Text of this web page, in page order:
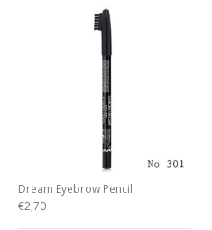
Dream Eyebrow Pencil
€2,70